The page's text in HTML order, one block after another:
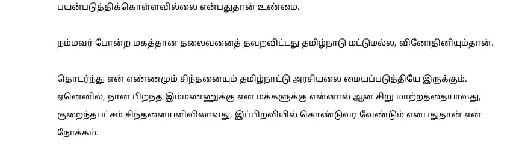
பயன்படுத்திக்கொள்ளவில்லை என்பதுதான் உண்மை.
நம்மவர் போன்ற மகத்தான தலைவனைத் தவறவிட்டது தமிழ்நாடு மட்டுமல்ல, வினோதினியும்தான்.
தொடர்ந்து என் எண்ணமும் சிந்தனையும் தமிழ்நாட்டு அரசியலை மையப்படுத்தியே இருக்கும்.
ஏனெனில், நான் பிறந்த இம்மண்ணுக்கு என் மக்களுக்கு என்னால் ஆன சிறு மாற்றத்தையாவது,
குறைந்தபட்சம் சிந்தனையளிவிலாவது, இப்பிறவியில் கொண்டுவர வேண்டும் என்பதுதான் என்
நோக்கம்.